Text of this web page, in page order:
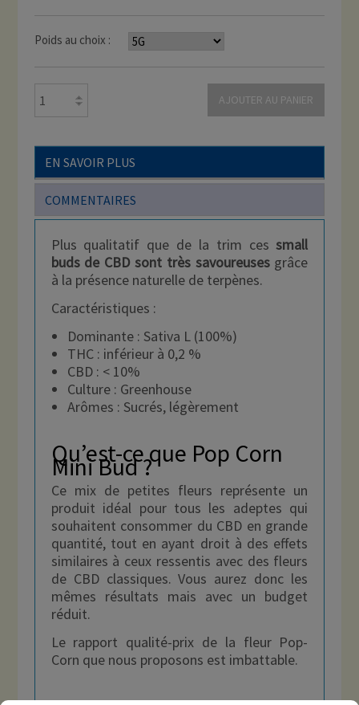
Poids au choix :
AJOUTER AU PANIER
EN SAVOIR PLUS
COMMENTAIRES
Plus qualitatif que de la trim cessmall
buds de CBD sont très savoureusesgrâce
à la présence naturelle de terpènes.
Caractéristiques :
Dominante : Sativa L (100%)
THC : inférieur à 0,2 %
CBD : < 10%
Culture : Greenhouse
Arômes : Sucrés, légèrement
Qu’est-ce que Pop Corn
Mini Bud ?
Ce mix de petites fleurs représente un
produit idéal pour tous les adeptes qui
souhaitent consommer du CBD en grande
quantité, tout en ayant droit à des effets
similaires à ceux ressentis avec des fleurs
de CBD classiques. Vous aurez donc les
mêmes résultats mais avec un budget
réduit.
Le rapport qualité-prix de la fleur Pop-
Corn que nous proposons est imbattable.